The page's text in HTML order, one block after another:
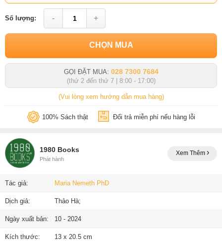
Số lượng: - +
CHỌN MUA
GỌI ĐẶT MUA: 028 7300 7684
(thứ 2 đến thứ 7 | 8:00 - 17:00)
(Vui lòng xem hướng dẫn mua hàng)
100% Sách thật Đổi trả miễn phí nếu hàng lỗi
1980 Books
Phát hành
Xem Thêm
Tác giả: Maria Nemeth PhD
Dịch giả: Thảo Hà;
Ngày xuất bản: 10 - 2024
Kích thước: 13 x 20.5 cm